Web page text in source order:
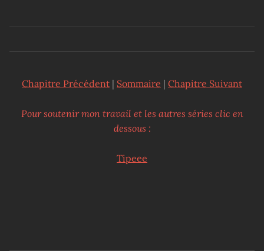
Chapitre Précédent | Sommaire | Chapitre Suivant
Pour soutenir mon travail et les autres séries clic en
dessous :
Tipeee